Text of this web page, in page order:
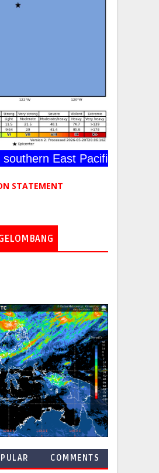
East Pacific Rise |
STATEMENT
COMMENTS